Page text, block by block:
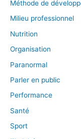
Méthode de
Milieu professionnel
Nutrition
Organisation
Paranormal
Parler en public
Performance
Santé
Sport